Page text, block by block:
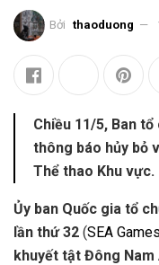
Bởi thaoduong
Chiều 11/5, Ban
thông báo hủy bỏ
Thể thao Khu vực.
Ủy ban Quốc gia tổ
lần thứ 32 (SEA
khuyết tật Đông Nam